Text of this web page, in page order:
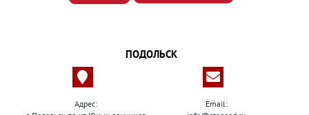
ПОДОЛЬСК
Адрес:
Email: